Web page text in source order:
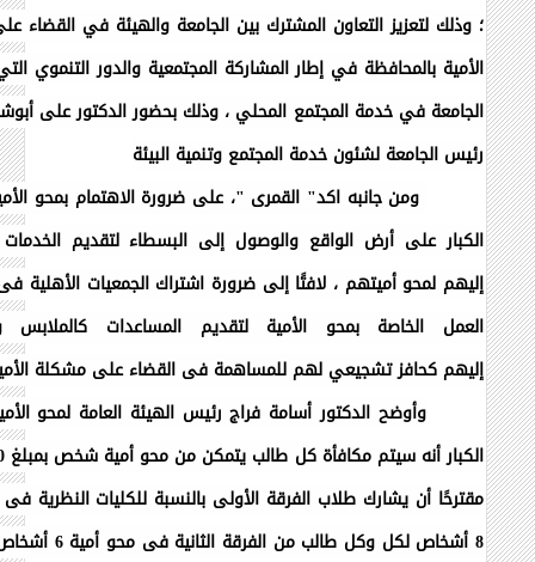
؛ وذلك لتعزيز التعاون المشترك بين الجامعة والهيئة في القضاء
الأمية بالمحافظة في إطار المشاركة المجتمعية والدور التنموي
الجامعة في خدمة المجتمع المحلي ، وذلك بحضور الدكتور على
رئيس الجامعة لشئون خدمة المجتمع وتنمية البيئة
ومن جانبه اكد" القمرى "، على ضرورة الاهتمام بمحو
الكبار على أرض الواقع والوصول إلى البسطاء لتقديم الخدمات
إليهم لمحو أميتهم ، لافتًا إلى ضرورة اشتراك الجمعيات الأهلية
العمل الخاصة بمحو الأمية لتقديم المساعدات كالملابس
إليهمكحافز تشجيعي لهم للمساهمة فى القضاء على مشكلة
وأوضح الدكتور أسامة فراج رئيس الهيئة العامة لمحو
مقترحًا أن يشارك طلاب الفرقة الأولى بالنسبة للكليات النظرية فى
8 أشخاص لكل وكل طالب من